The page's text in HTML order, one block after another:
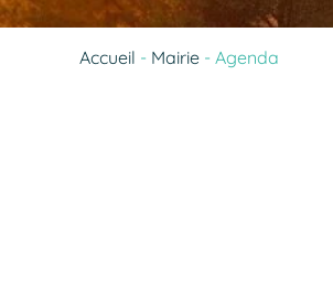
Accueil - Mairie - Agenda